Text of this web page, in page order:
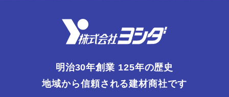
明治30年創業 125年の歴史
地域から信頼される建材商社です